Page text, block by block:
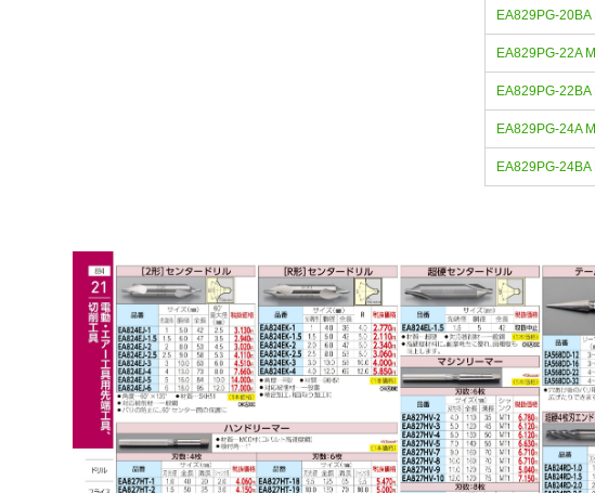
EA829PG-20BA
EA829PG-22A
EA829PG-22BA
EA829PG-24A
EA829PG-24BA